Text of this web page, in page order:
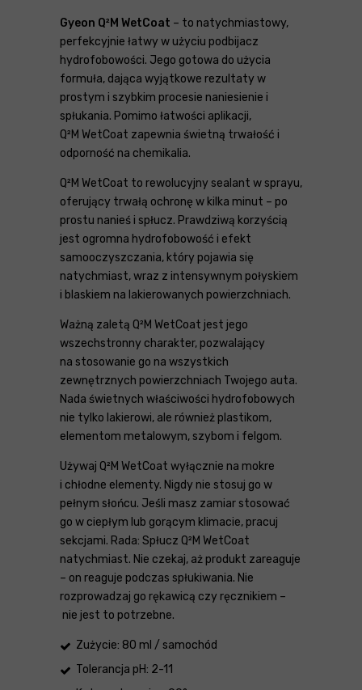
Gyeon Q²M WetCoat – to natychmiastowy,
perfekcyjnie łatwy w użyciu podbijacz
hydrofobowości. Jego gotowa do użycia
formuła, dająca wyjątkowe rezultaty w
prostym i szybkim procesie naniesienie i
spłukania. Pomimo łatwości aplikacji,
Q²M WetCoat zapewnia świetną trwałość i
odporność na chemikalia.
Q²M WetCoat to rewolucyjny sealant w sprayu,
oferujący trwałą ochronę w kilka minut – po
prostu nanieś i spłucz. Prawdziwą korzyścią
jest ogromna hydrofobowość i efekt
samooczyszczania, który pojawia się
natychmiast, wraz z intensywnym połyskiem
i blaskiem na lakierowanych powierzchniach.
Ważną zaletą Q²M WetCoat jest jego
wszechstronny charakter, pozwalający
na stosowanie go na wszystkich
zewnętrznych powierzchniach Twojego auta.
Nada świetnych właściwości hydrofobowych
nie tylko lakierowi, ale również plastikom,
elementom metalowym, szybom i felgom.
Używaj Q²M WetCoat wyłącznie na mokre
i chłodne elementy. Nigdy nie stosuj go w
pełnym słońcu. Jeśli masz zamiar stosować
go w ciepłym lub gorącym klimacie, pracuj
sekcjami. Rada: Spłucz Q²M WetCoat
natychmiast. Nie czekaj, aż produkt zareaguje
– on reaguje podczas spłukiwania. Nie
rozprowadzaj go rękawicą czy ręcznikiem –
nie jest to potrzebne.
Zużycie: 80 ml / samochód
Tolerancja pH: 2-11